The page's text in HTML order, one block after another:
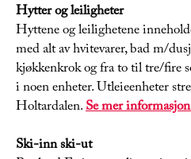
Hytter og leiligheter
Hyttene og leilighetene
med alt av hvitevarer, bad m/
kjøkkenkrok og fra to til tre/fire
i noen enheter. Utleieenheter
Holtardalen.Se mer
Ski-inn ski-ut